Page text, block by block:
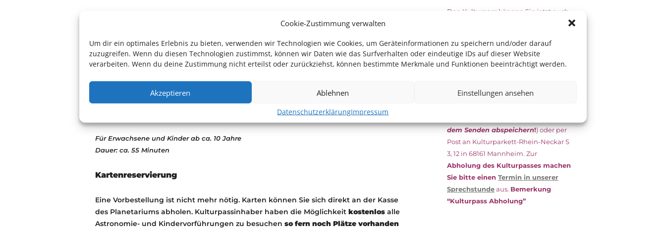
Cookie-Zustimmung verwalten
Um dir ein optimales Erlebnis zu bieten, verwenden wir Technologien wie Cookies, um Geräteinformationen zu speichern und/oder darauf
zuzugreifen. Wenn du diesen Technologien zustimmst, können wir Daten wie das Surfverhalten oder eindeutige IDs auf dieser Website
verarbeiten. Wenn du deine Zustimmung nicht erteilst oder zurückziehst, können bestimmte Merkmale und Funktionen beeinträchtigt werden.
Akzeptieren Ablehnen Einstellungen ansehen
DatenschutzerklärungImpressum
In Zusammenarbeit mit dem „Sonderforschungsbereich 881 – Das
Milchstraßensystem“ der Universität Heidelberg und der internationalen StarForge-
Forschungsgruppe konnten aktuelle wissenschaftliche Daten und Simulationen für
das Planetarium umgesetzt werden. Dadurch ist es möglich, unsere Milchstraße
dreidimensional erfahrbar zu machen. Es erwartet Sie ein nie dagewesenes Erlebnis,
Produktion: Planetarium Mannheim
Für Erwachsene und Kinder ab ca. 10 Jahre
Dauer: ca. 55 Minuten
Kartenreservierung
Eine Vorbestellung ist nicht mehr nötig. Karten können Sie sich direkt an der Kasse
des Planetariums abholen. Kulturpassinhaber haben die Möglichkeit kostenlos alle
Astronomie- und Kindervorführungen zu besuchen so fern noch Plätze vorhanden
Den Kulturpass können Sie jetzt auch
esunterschriebenzusammen mit
dem aktuellen
(Bürgergeld/
das Kulturparkett zurück: Per E-Mail
dem Senden abspeichern!) oder per
Post an Kulturparkett-Rhein-Neckar S
3, 12 in 68161 Mannheim. Zur
Abholung des Kulturpasses machen
Sie bitte einen Termin in unserer
Sprechstundeaus. Bemerkung
“Kulturpass Abholung”